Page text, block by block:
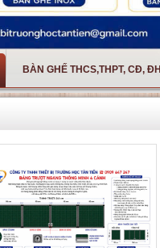
BÀN GHẾ THCS,THPT, CĐ, ĐH